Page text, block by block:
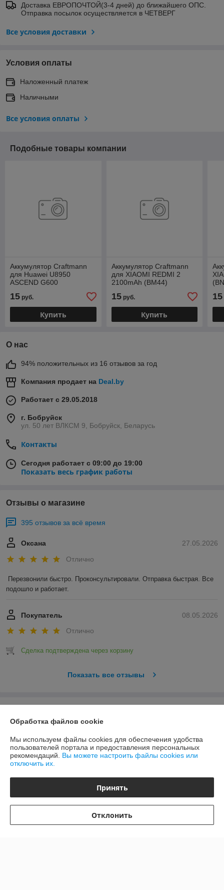
Доставка ЕВРОПОЧТОЙ(3-4 дней) до ближайшего ОПС.
Отправка посылок осуществляется в ЧЕТВЕРГ
Все условия доставки
Условия оплаты
Наложенный платеж
Наличными
Все условия оплаты
Подобные товары компании
Аккумулятор Craftmann
для Huawei U8950
ASCEND G600
15 руб.
Купить
Аккумулятор Craftmann
для XIAOMI REDMI 2
2100mAh (BM44)
15руб.
Купить
15
О нас
94% положительных из 16 отзывов за год
Компания продает на Deal.by
Работает с 29.05.2018
г. Бобруйск
ул. 50 лет ВЛКСМ 9, Бобруйск, Беларусь
Контакты
Сегодня работает с 09:00 до 19:00
Показать весь график работы
Отзывы о магазине
395 отзывов за всё время
27.05.2026
Оксана
Отлично
Перезвонили быстро. Проконсультировали. Отправка быстрая. Все
подошло и работает.
08.05.2026
Покупатель
Отлично
Сделка подтверждена через корзину
Показать все отзывы
Доставка и оплата
График работы
Политика обработки cookies
Обработка файлов cookie
Мы используем файлы cookies для обеспечения удобства
пользователей портала и предоставления персональных
рекомендаций. Вы можете настроить файлы cookies или
отключить их.
Принять
Отклонить